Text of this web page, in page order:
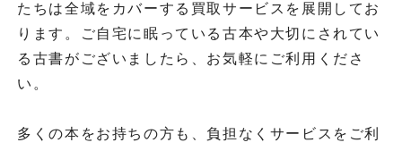
たちは全域をカバーする買取サービスを展開してお
ります。ご自宅に眠っている古本や大切にされてい
る古書がございましたら、お気軽にご利用くださ
い。
多くの本をお持ちの方も、負担なくサービスをご利